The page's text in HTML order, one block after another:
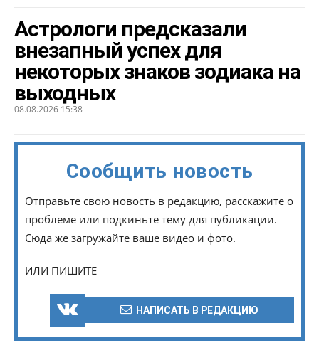
Астрологи предсказали
внезапный успех для
некоторых знаков зодиака на
выходных
08.08.2026 15:38
Сообщить новость
Отправьте свою новость в редакцию, расскажите о
проблеме или подкиньте тему для публикации.
Сюда же загружайте ваше видео и фото.
ИЛИ ПИШИТЕ
НАПИСАТЬ В РЕДАКЦИЮ